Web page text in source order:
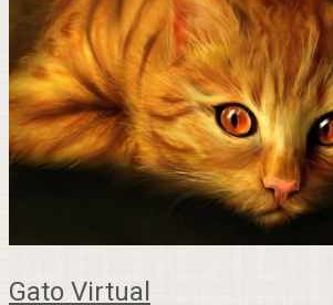
Gato Virtual